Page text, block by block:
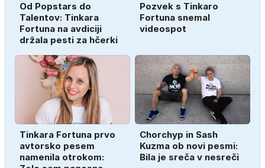
Od Popstars do
Talentov: Tinkara
Fortuna na avdiciji
držala pesti za hčerki
Pozvek s Tinkaro
Fortuna snemal
videospot
Tinkara Fortuna prvo
avtorsko pesem
namenila otrokom:
Chorchyp in Sash
Kuzma ob novi pesmi:
Bila je sreča v nesreči